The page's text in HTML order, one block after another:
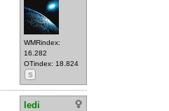
WMRindex:
16.282
OTindex: 18.824
S
ledi